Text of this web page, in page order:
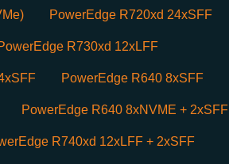
PowerEdge R720xd 24xSFF
R730xd 12xLFF
PowerEdge R640 8xSFF
PowerEdge R640 8xNVME + 2xSFF
R740xd 12xLFF + 2xSFF